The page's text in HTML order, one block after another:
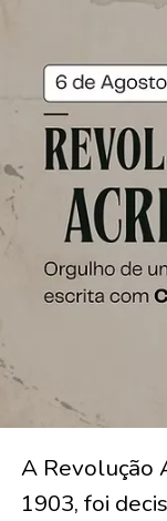
A Revolução
1903, foi